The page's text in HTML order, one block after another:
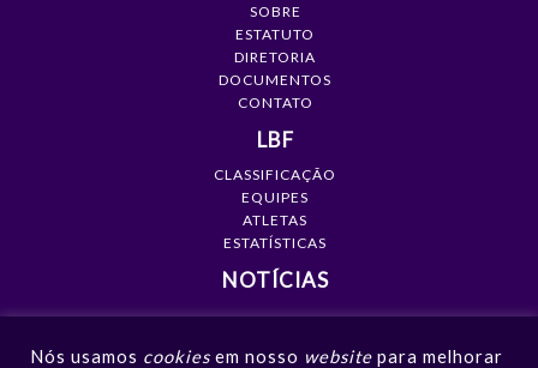
SOBRE
ESTATUTO
DIRETORIA
DOCUMENTOS
CONTATO
LBF
CLASSIFICAÇÃO
EQUIPES
ATLETAS
ESTATÍSTICAS
NOTÍCIAS
GALERIAS
Nós usamos cookies em nosso website para melhorar